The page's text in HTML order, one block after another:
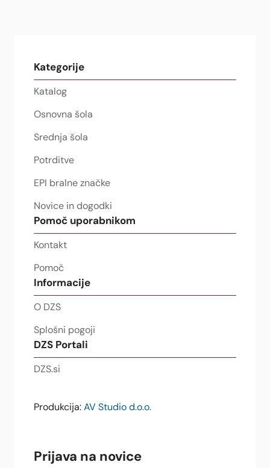
Kategorije
Katalog
Osnovna šola
Srednja šola
Potrditve
EPI bralne značke
Novice in dogodki
Pomoč uporabnikom
Kontakt
Pomoč
Informacije
O DZS
Splošni pogoji
DZS Portali
DZS.si
Produkcija: AV Studio d.o.o.
Prijava na novice